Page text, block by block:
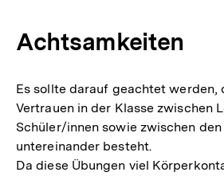
Achtsamkeiten
Es sollte darauf geachtet werden,
Vertrauen in der Klasse zwischen
Schüler/innen sowie zwischen
untereinander besteht.
Da diese Übungen viel